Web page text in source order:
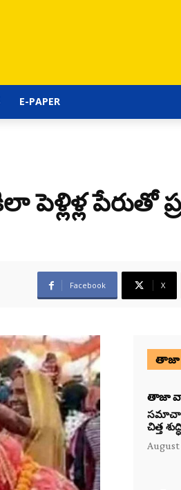
E-PAPER
పెళ్లిళ్ల పేరుతో
Facebook X
తాజా
తాజా
సమాచార
చిత్త
August